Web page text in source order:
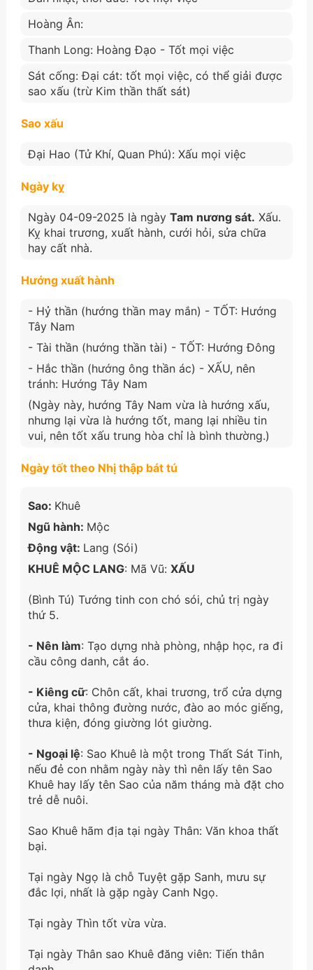
Hoàng Ân:
Thanh Long: Hoàng Đạo - Tốt mọi việc
Sát cống: Đại cát: tốt mọi việc, có thể giải được
sao xấu (trừ Kim thần thất sát)
Sao xấu
Đại Hao (Tử Khí, Quan Phú): Xấu mọi việc
Ngày kỵ
Ngày 04-09-2025 là ngày Tam nương sát. Xấu.
Kỵ khai trương, xuất hành, cưới hỏi, sửa chữa
hay cất nhà.
Hướng xuất hành
- Hỷ thần (hướng thần may mắn) - TỐT: Hướng
Tây Nam
- Tài thần (hướng thần tài) - TỐT: Hướng Đông
- Hắc thần (hướng ông thần ác) - XẤU, nên
tránh: Hướng Tây Nam
(Ngày này, hướng Tây Nam vừa là hướng xấu,
nhưng lại vừa là hướng tốt, mang lại nhiều tin
vui, nên tốt xấu trung hòa chỉ là bình thường.)
Ngày tốt theo Nhị thập bát tú
Sao: Khuê
Ngũ hành: Mộc
Động vật: Lang (Sói)
KHUÊ MỘC LANG: Mã Vũ: XẤU
(Bình Tú) Tướng tinh con chó sói, chủ trị ngày
thứ 5.
- Nên làm: Tạo dựng nhà phòng, nhập học, ra đi
cầu công danh, cắt áo.
- Kiêng cữ: Chôn cất, khai trương, trổ cửa dựng
cửa, khai thông đường nước, đào ao móc giếng,
thưa kiện, đóng giường lót giường.
- Ngoại lệ: Sao Khuê là một trong Thất Sát Tinh,
nếu đẻ con nhằm ngày này thì nên lấy tên Sao
Khuê hay lấy tên Sao của năm tháng mà đặt cho
trẻ dễ nuôi.
Sao Khuê hãm địa tại ngày Thân: Văn khoa thất
bại.
Tại ngày Ngọ là chỗ Tuyệt gặp Sanh, mưu sự
đắc lợi, nhất là gặp ngày Canh Ngọ.
Tại ngày Thìn tốt vừa vừa.
Tại ngày Thân sao Khuê đăng viên: Tiến thân